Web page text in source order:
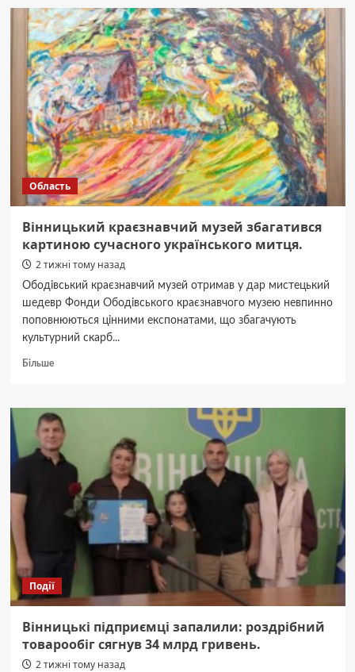
з
ножем
на
Вінниччині:
чоловік
поранив
військового
в
авто
ТЦК
Область
Вінницький краєзнавчий музей збагатився
картиною сучасного українського митця.
2 тижні тому назад
Ободівський краєзнавчий музей отримав у дар мистецький
шедевр Фонди Ободівського краєзнавчого музею невпинно
поповнюються цінними експонатами, що збагачують
культурний скарб...
БільшеДокладніше
краєзнавчий
музей
збагатився
картиною
сучасного
українського
митця.
Події
Вінницькі підприємці запалили: роздрібний
товарообіг сягнув 34 млрд гривень.
2 тижні тому назад